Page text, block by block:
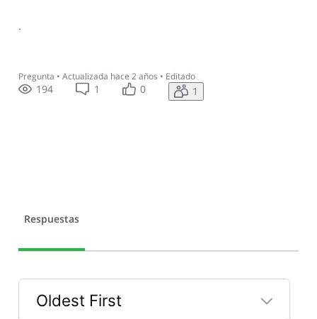
.
Pregunta • Actualizada hace 2 años • Editado
194 1 0 1
Respuestas
Oldest First